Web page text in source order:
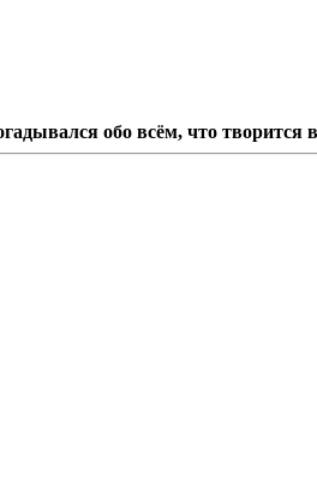
обо всём, что творится